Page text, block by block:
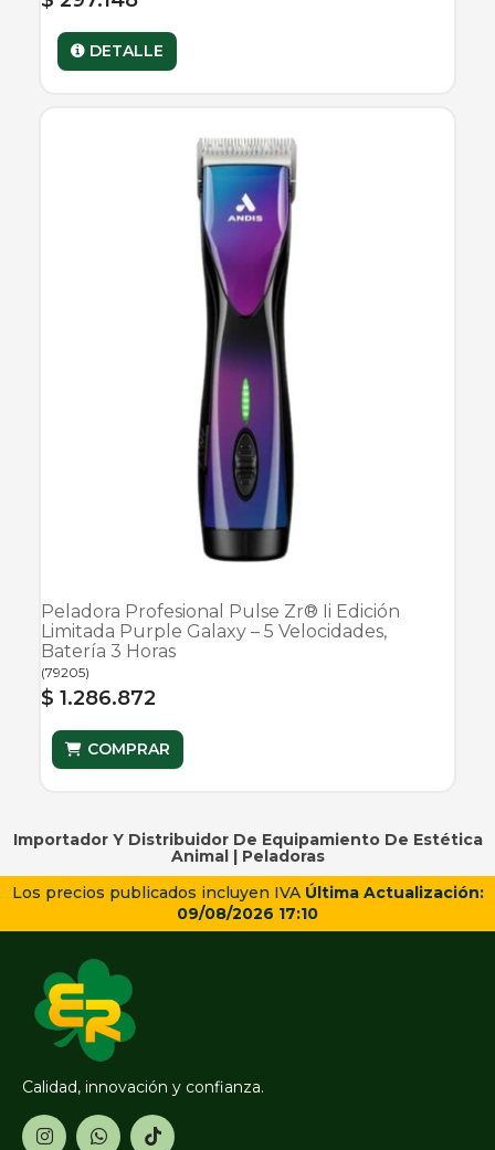
DETALLE
Peladora Profesional Pulse Zr® Ii Edición
Limitada Purple Galaxy – 5 Velocidades,
Batería 3 Horas
(79205)
$ 1.286.872
COMPRAR
Importador Y Distribuidor De Equipamiento De Estética
Animal | Peladoras
Los precios publicados incluyen IVA Última Actualización:
09/08/2026 17:10
Calidad, innovación y confianza.